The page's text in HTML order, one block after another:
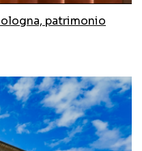
patrimonio